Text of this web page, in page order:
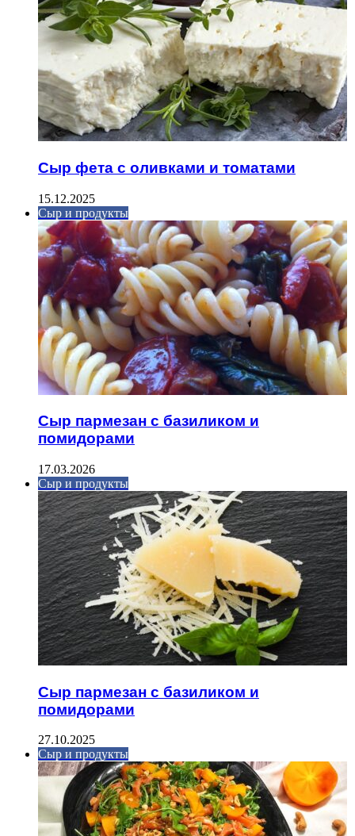
Сыр фета с оливками и томатами
15.12.2025
Сыр и продукты
Сыр пармезан с базиликом и
помидорами
17.03.2026
Сыр и продукты
Сыр пармезан с базиликом и
помидорами
27.10.2025
Сыр и продукты